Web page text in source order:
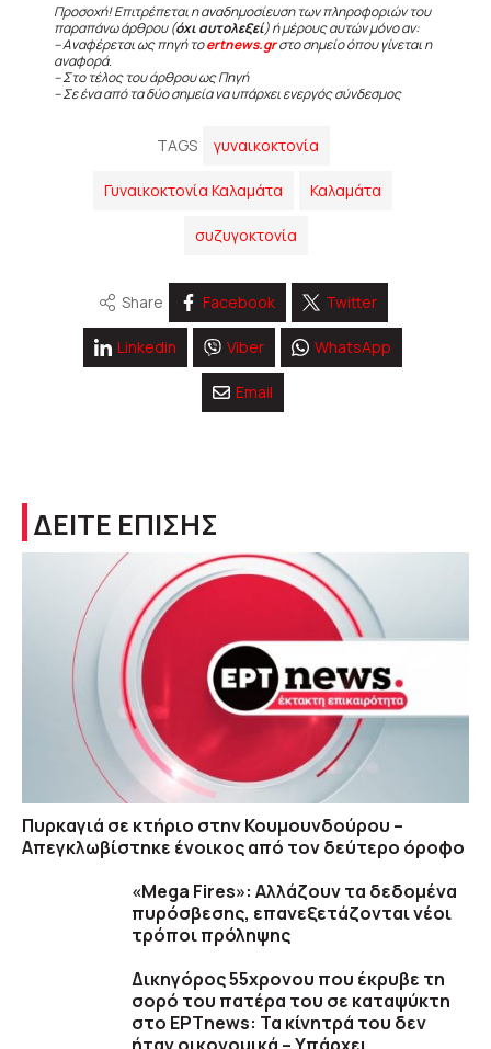
Προσοχή! Επιτρέπεται η αναδημοσίευση των πληροφοριών του
παραπάνω άρθρου (όχι αυτολεξεί) ή μέρους αυτών μόνο αν:
– Αναφέρεται ως πηγή τοertnews.grστο σημείο όπου γίνεται η
αναφορά.
– Στο τέλος του άρθρου ως Πηγή
– Σε ένα από τα δύο σημεία να υπάρχει ενεργός σύνδεσμος
TAGS γυναικοκτονία
Γυναικοκτονία Καλαμάτα Καλαμάτα
συζυγοκτονία
Share Facebook Twitter
Linkedin Viber WhatsApp
Email
ΔΕΙΤΕ ΕΠΙΣΗΣ
Πυρκαγιά σε κτήριο στην Κουμουνδούρου –
Απεγκλωβίστηκε ένοικος από τον δεύτερο όροφο
«Mega Fires»: Αλλάζουν τα δεδομένα
πυρόσβεσης, επανεξετάζονται νέοι
τρόποι πρόληψης
Δικηγόρος 55χρονου που έκρυβε τη
σορό του πατέρα του σε καταψύκτη
στο ΕΡΤnews: Τα κίνητρά του δεν